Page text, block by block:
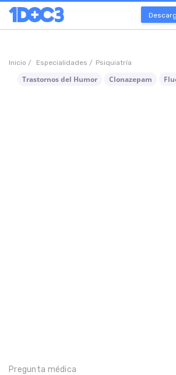
Inicio / Especialidades / Psiquiatría
Trastornos del Humor Clonazepam
Pregunta médica